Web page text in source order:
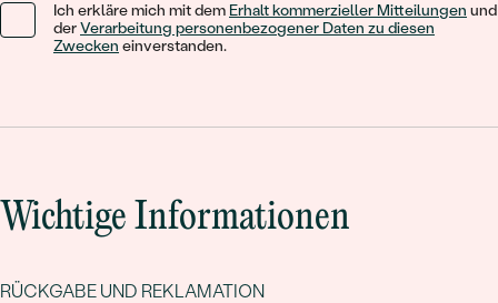
Ich erkläre mich mit dem Erhalt kommerzieller Mitteilungen und
derVerarbeitung personenbezogener Daten zu diesen
Zwecken einverstanden.
Wichtige Informationen
RÜCKGABE UND REKLAMATION